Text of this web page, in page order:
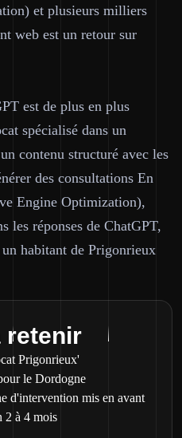
et plusieurs milliers
web est un retour sur
est de plus en plus
spécialisé dans un
contenu structuré avec les
des consultations En
Engine Optimization),
les réponses de ChatGPT,
habitant de Prigonrieux
retenir
Prigonrieux'
le Dordogne
d'intervention mis en avant
2 à 4 mois